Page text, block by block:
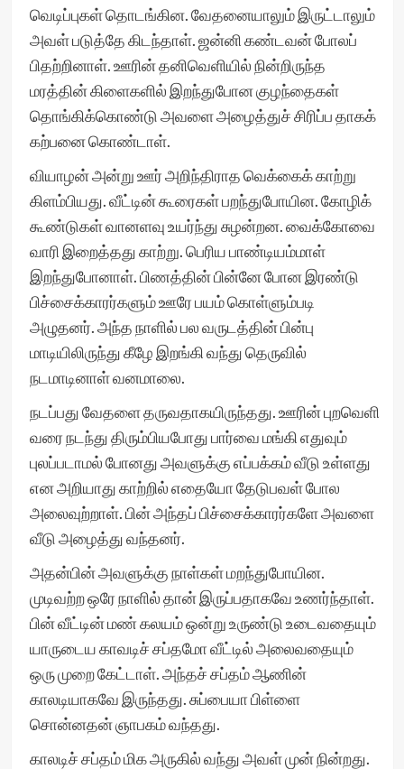
வெடிப்புகள் தொடங்கின. வேதனையாலும் இருட்டாலும்
அவள் படுத்தே கிடந்தாள். ஜன்னி கண்டவன் போலப்
பிதற்றினாள். ஊரின் தனிவெளியில் நின்றிருந்த
மரத்தின் கிளைகளில் இறந்துபோன குழந்தைகள்
தொங்கிக்கொண்டு அவளை அழைத்துச் சிரிப்ப தாகக்
கற்பனை கொண்டாள்.
வியாழன் அன்று ஊர் அறிந்திராத வெக்கைக் காற்று
கிளம்பியது. வீட்டின் கூரைகள் பறந்துபோயின. கோழிக்
கூண்டுகள் வானளவு உயர்ந்து சுழன்றன. வைக்கோவை
வாரி இறைத்தது காற்று. பெரிய பாண்டியம்மாள்
இறந்துபோனாள். பிணத்தின் பின்னே போன இரண்டு
பிச்சைக்காரர்களும் ஊரே பயம் கொள்ளும்படி
அழுதனர். அந்த நாளில் பல வருடத்தின் பின்பு
மாடியிலிருந்து கீழே இறங்கி வந்து தெருவில்
நடமாடினாள் வனமாலை.
நடப்பது வேதளை தருவதாகயிருந்தது. ஊரின் புறவெளி
வரை நடந்து திரும்பியபோது பார்வை மங்கி எதுவும்
புலப்படாமல் போனது அவளுக்கு எப்பக்கம் வீடு உள்ளது
என அறியாது காற்றில் எதையோ தேடுபவள் போல
அலைவுற்றாள். பின் அந்தப் பிச்சைக்காரர்களே அவளை
வீடு அழைத்து வந்தனர்.
அதன்பின் அவளுக்கு நாள்கள் மறந்துபோயின.
முடிவற்ற ஒரே நாளில் தான் இருப்பதாகவே உணர்ந்தாள்.
பின் வீட்டின் மண் கலயம் ஒன்று உருண்டு உடைவதையும்
யாருடைய காவடிச் சப்தமோ வீட்டில் அலைவதையும்
ஒரு முறை கேட்டாள். அந்தச் சப்தம் ஆணின்
காலடியாகவே இருந்தது. சுப்பையா பிள்ளை
சொன்னதன் ஞாபகம் வந்தது.
காலடிச் சப்தம் மிக அருகில் வந்து அவள் முன் நின்றது.